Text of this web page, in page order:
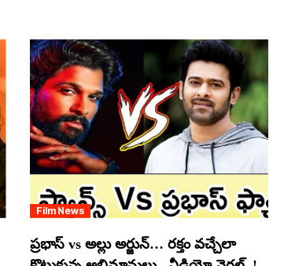
Film News
ప్రభాస్ vs అల్లు అర్జున్… రక్తం వచ్చేలా